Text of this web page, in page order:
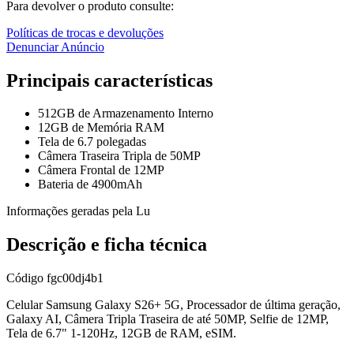
Para devolver o produto consulte:
Políticas de trocas e devoluções
Denunciar Anúncio
Principais características
512GB de Armazenamento Interno
12GB de Memória RAM
Tela de 6.7 polegadas
Câmera Traseira Tripla de 50MP
Câmera Frontal de 12MP
Bateria de 4900mAh
Informações geradas pela Lu
Descrição e ficha técnica
Código fgc00dj4b1
Celular Samsung Galaxy S26+ 5G, Processador de última geração,
Galaxy AI, Câmera Tripla Traseira de até 50MP, Selfie de 12MP,
Tela de 6.7" 1-120Hz, 12GB de RAM, eSIM.